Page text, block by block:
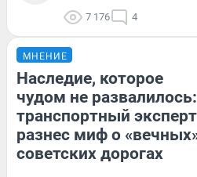
7 176 4
МНЕНИЕ
Наследие, которое
чудом не развалилось:
транспортный эксперт
разнес миф о
советских дорогах